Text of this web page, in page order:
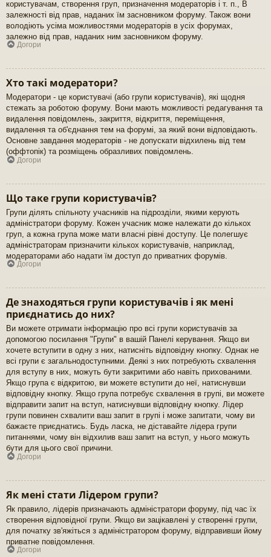
користувачам, створення груп, призначення модераторів і т. п., В
залежності від прав, наданих їм засновником форуму. Також вони
володіють усіма можливостями модераторів в усіх форумах,
залежно від прав, наданих ним засновником форуму.
Догори
Хто такі модератори?
Модератори - це користувачі (або групи користувачів), які щодня
стежать за роботою форуму. Вони мають можливості редагування та
видалення повідомлень, закриття, відкриття, переміщення,
видалення та об'єднання тем на форумі, за який вони відповідають.
Основне завдання модераторів - не допускати відхилень від тем
(оффтопік) та розміщень образливих повідомлень.
Догори
Що таке групи користувачів?
Групи ділять спільноту учасників на підрозділи, якими керують
адміністратори форуму. Кожен учасник може належати до кількох
груп, а кожна група може мати власні рівні доступу. Це полегшує
адміністраторам призначити кількох користувачів, наприклад,
модераторами або надати їм доступ до приватних форумів.
Догори
Де знаходяться групи користувачів і як мені
приєднатись до них?
Ви можете отримати інформацію про всі групи користувачів за
допомогою посилання "Групи" в вашій Панелі керування. Якщо ви
хочете вступити в одну з них, натисніть відповідну кнопку. Однак не
всі групи є загальнодоступними. Деякі з них потребують схвалення
для вступу в них, можуть бути закритими або навіть прихованими.
Якщо група є відкритою, ви можете вступити до неї, натиснувши
відповідну кнопку. Якщо група потребує схвалення в групі, ви можете
відправити запит на вступ, натиснувши відповідну кнопку. Лідер
групи повинен схвалити ваш запит в групі і може запитати, чому ви
бажаєте приєднатись. Будь ласка, не діставайте лідера групи
питаннями, чому він відхилив ваш запит на вступ, у нього можуть
бути для цього свої причини.
Догори
Як мені стати Лідером групи?
Як правило, лідерів призначають адміністратори форуму, під час їх
створення відповідної групи. Якщо ви зацікавлені у створенні групи,
для початку зв'яжіться з адміністратором форуму, відправивши йому
приватне повідомлення.
Догори